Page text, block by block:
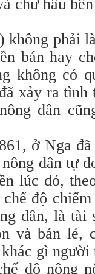
chư hầu
không phải
bán hay
không có
xảy ra tình
dân
ở Nga
dân tự
lúc đó,
độ chiếm
dân, là tài
và bán lẻ,
gì người
độ nông